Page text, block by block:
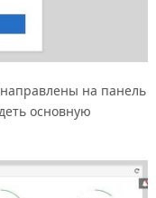
на панель
основную